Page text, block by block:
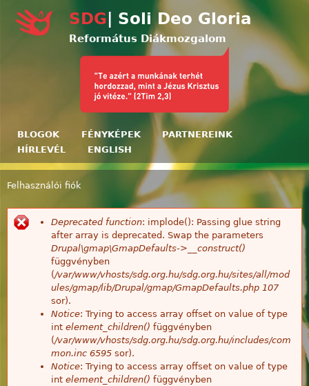
SDG | Soli Deo Gloria
Református Diákmozgalom
BLOGOK FÉNYKÉPEK
PARTNEREINK
HÍRLEVÉL
ENGLISH
Jelenlegi hely
Felhasználói fiók
Hibaüzenet
Deprecated function: implode(): Passing glue string
after array is deprecated. Swap the parameters
Drupal\gmap\GmapDefaults->__construct()
függvényben
(/var/www/vhosts/sdg.org.hu/sdg.org.hu/sites/all/mod
ules/gmap/lib/Drupal/gmap/GmapDefaults.php 107
sor).
Notice: Trying to access array offset on value of type
int element_children() függvényben
(/var/www/vhosts/sdg.org.hu/sdg.org.hu/includes/com
mon.inc 6595 sor).
Notice: Trying to access array offset on value of type
int element_children() függvényben